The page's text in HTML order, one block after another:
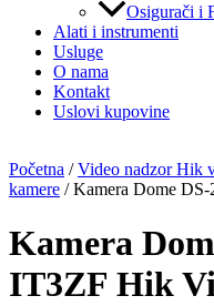
Osigurači i
Alati i instrumenti
Usluge
O nama
Kontakt
Uslovi kupovine
Početna /Video nadzor Hik
kamere / Kamera Dome
Kamera
IT3ZF Hik